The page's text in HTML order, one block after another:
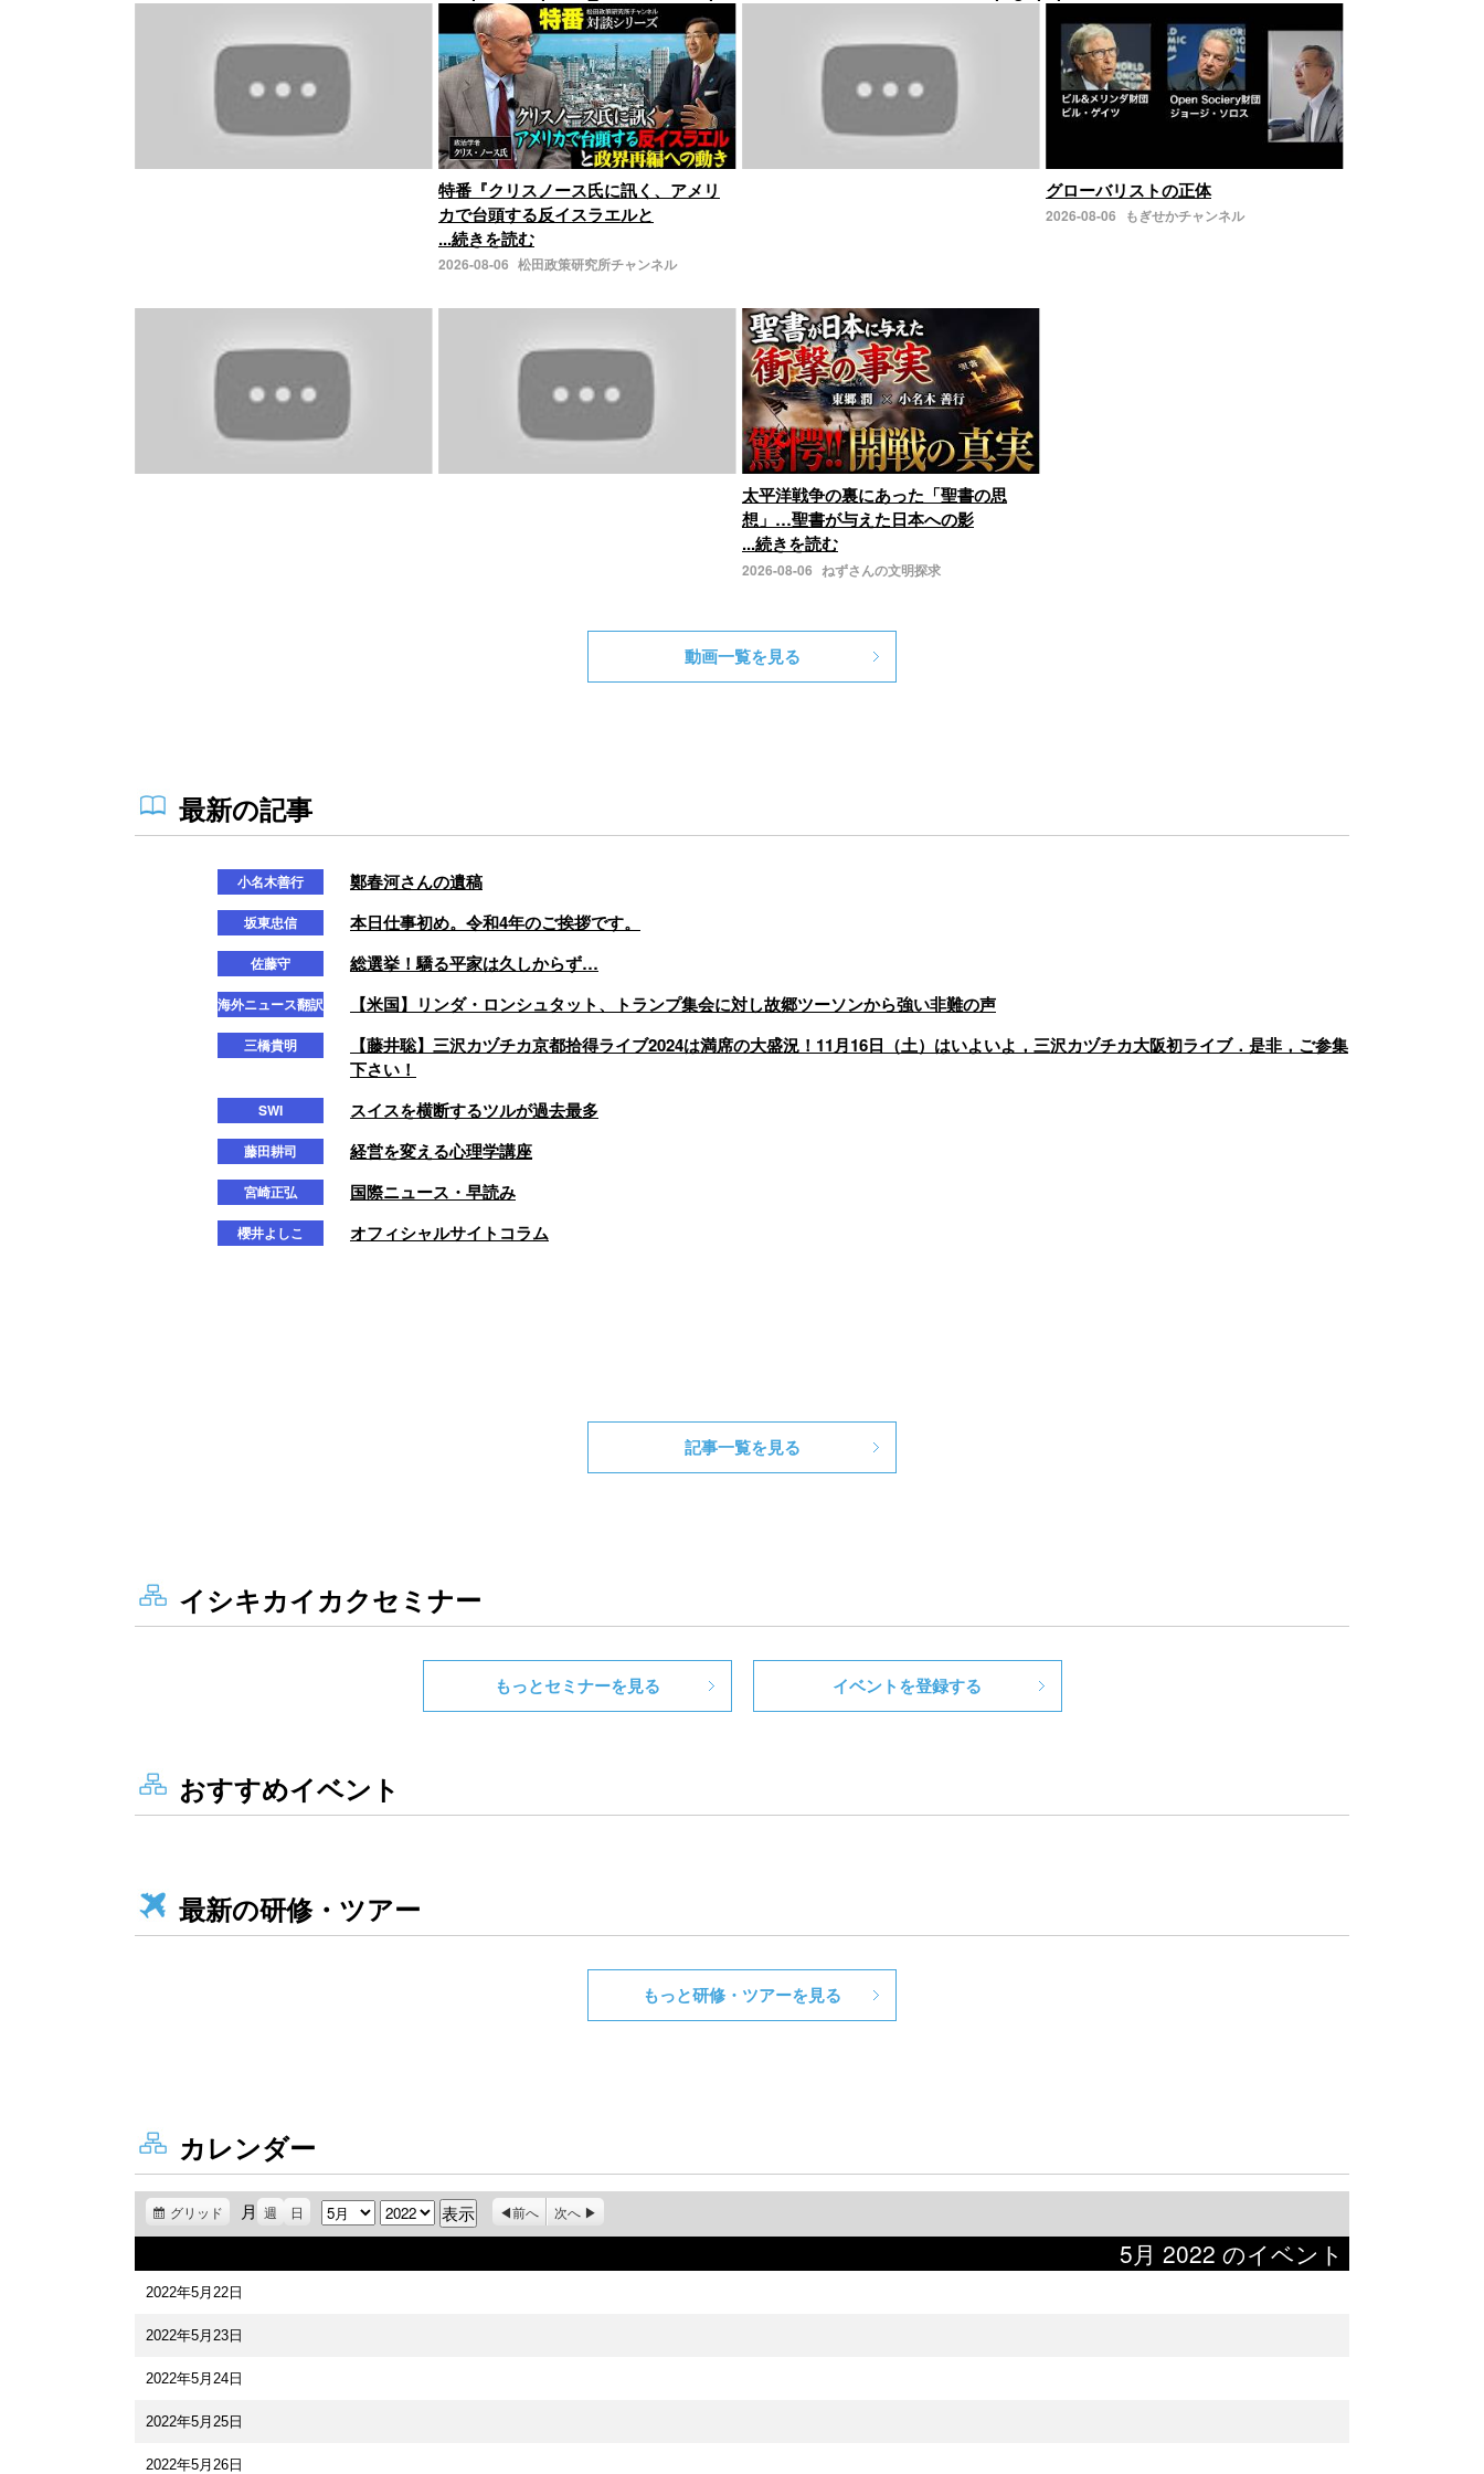
特番『クリスノース氏に訊く、アメリ
カで台頭する反イスラエルと
...続きを読む
2026-08-06 松田政策研究所チャンネル
グローバリストの正体
2026-08-06 もぎせかチャンネル
太平洋戦争の裏にあった「聖書の思
想」…聖書が与えた日本への影
...続きを読む
2026-08-06 ねずさんの文明探求
動画一覧を見る
最新の記事
記事一覧を見る
イシキカイカクセミナー
もっとセミナーを見る イベントを登録する
おすすめイベント
最新の研修・ツアー
もっと研修・ツアーを見る
カレンダー
グリッド 月 週 日 月 年 前へ 次へ
5月 2022 のイベント
2022年5月22日
2022年5月23日
2022年5月24日
2022年5月25日
2022年5月26日